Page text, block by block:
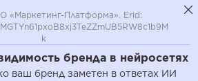
бренда в нейросетях
ваш бренд заметен в ответах ИИ
«Маркетинг-Платформа». Erid:
k